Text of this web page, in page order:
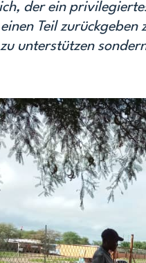
der ein
Teil
unterstützen